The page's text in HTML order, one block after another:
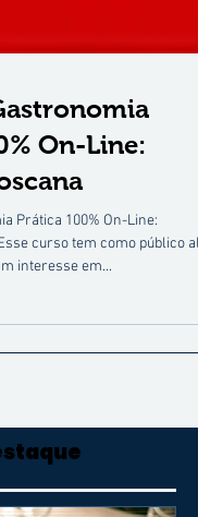
On-Line:
Prática 100% On-Line:
Tenham interesse em...